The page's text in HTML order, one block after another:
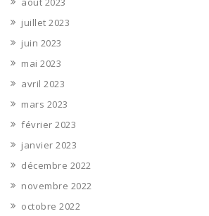
juillet 2023
juin 2023
mai 2023
avril 2023
mars 2023
février 2023
janvier 2023
décembre 2022
novembre 2022
octobre 2022